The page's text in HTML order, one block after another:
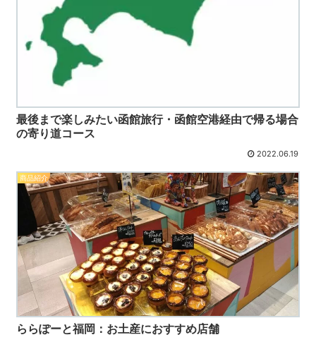
最後まで楽しみたい函館旅行・函館空港経由で帰る場合
の寄り道コース
2022.06.19
商品紹介
ららぽーと福岡：お土産におすすめ店舗